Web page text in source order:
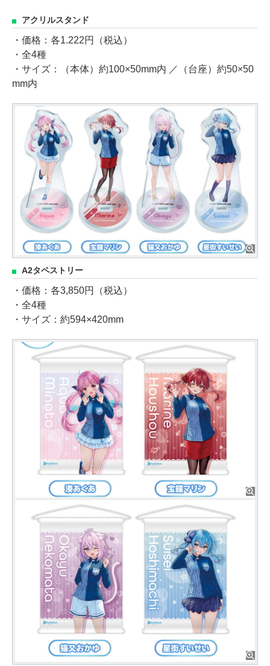
アクリルスタンド
・価格：各1.222円（税込）
・全4種
・サイズ：（本体）約100×50mm内 ／（台座）約50×50
mm内
A2タペストリー
・価格：各3,850円（税込）
・全4種
・サイズ：約594×420mm